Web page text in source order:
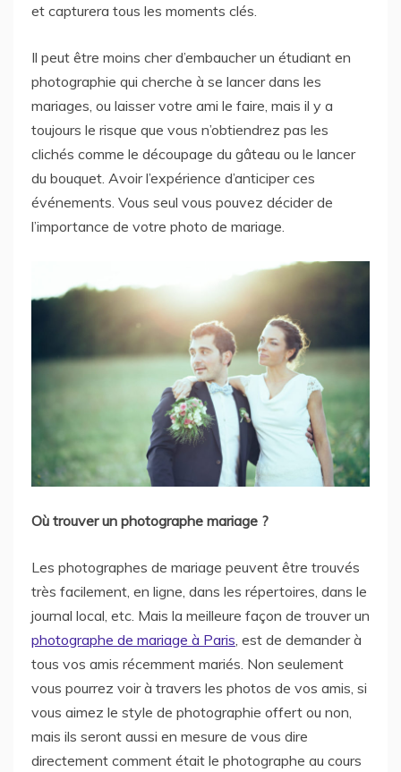
et capturera tous les moments clés.
Il peut être moins cher d’embaucher un étudiant en
photographie qui cherche à se lancer dans les
mariages, ou laisser votre ami le faire, mais il y a
toujours le risque que vous n’obtiendrez pas les
clichés comme le découpage du gâteau ou le lancer
du bouquet. Avoir l’expérience d’anticiper ces
événements. Vous seul vous pouvez décider de
l’importance de votre photo de mariage.
Où trouver un photographe mariage ?
Les photographes de mariage peuvent être trouvés
très facilement, en ligne, dans les répertoires, dans le
journal local, etc. Mais la meilleure façon de trouver un
photographe de mariage à Paris , est de demander à
tous vos amis récemment mariés. Non seulement
vous pourrez voir à travers les photos de vos amis, si
vous aimez le style de photographie offert ou non,
mais ils seront aussi en mesure de vous dire
directement comment était le photographe au cours